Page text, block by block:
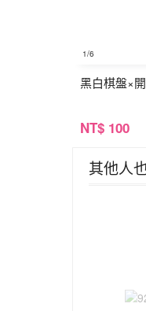
1/6
黑白棋盤×
NT$ 100
其他人